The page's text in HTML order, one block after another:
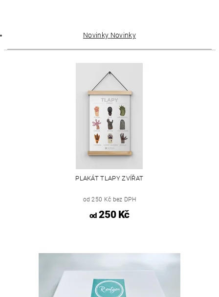
Novinky Novinky
PLAKÁT TLAPY ZVÍŘAT
od 250 Kč bez DPH
od250 Kč